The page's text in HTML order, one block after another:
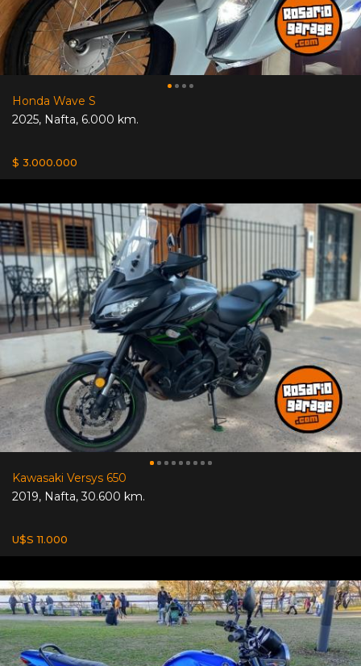
Honda Wave S
2025, Nafta, 6.000 km.
$ 3.000.000
Kawasaki Versys 650
2019, Nafta,30.600 km.
U$S 11.000